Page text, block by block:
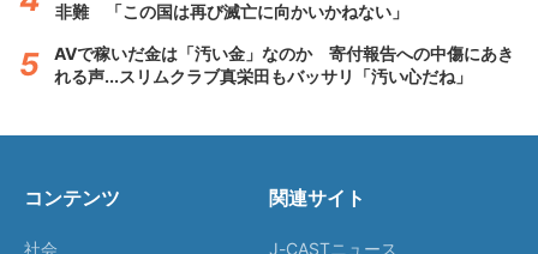
非難 「この国は再び滅亡に向かいかねない」
AVで稼いだ金は「汚い金」なのか 寄付報告への中傷にあき
れる声...スリムクラブ真栄田もバッサリ「汚い心だね」
コンテンツ
社会
関連サイト
J-CASTニュース